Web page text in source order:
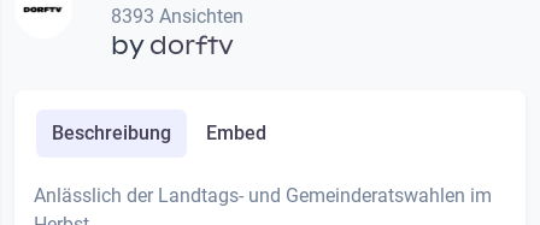
8393 Ansichten
bydorftv
Beschreibung Embed
Anlässlich der Landtags- und Gemeinderatswahlen im